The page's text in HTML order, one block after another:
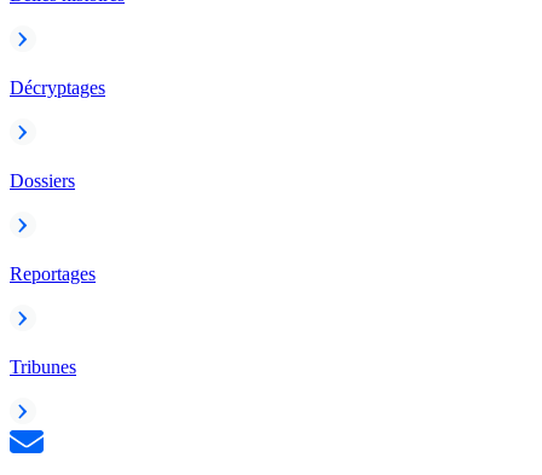
Décryptages
Dossiers
Reportages
Tribunes